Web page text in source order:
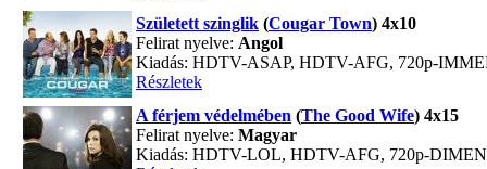
Született szinglik (Cougar Town) 4x10
Felirat nyelve: Angol
Kiadás: HDTV-ASAP, HDTV-AFG, 720p-
Részletek
A férjem védelmében (The Good Wife) 4x15
Felirat nyelve: Magyar
Kiadás: HDTV-LOL, HDTV-AFG, 720p-